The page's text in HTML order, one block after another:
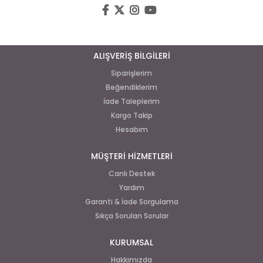
ALIŞVERİŞ BİLGİLERİ
Siparişlerim
Beğendiklerim
İade Taleplerim
Kargo Takip
Hesabım
MÜŞTERİ HİZMETLERİ
Canlı Destek
Yardım
Garanti & İade Sorgulama
Sıkça Sorulan Sorular
KURUMSAL
Hakkımızda